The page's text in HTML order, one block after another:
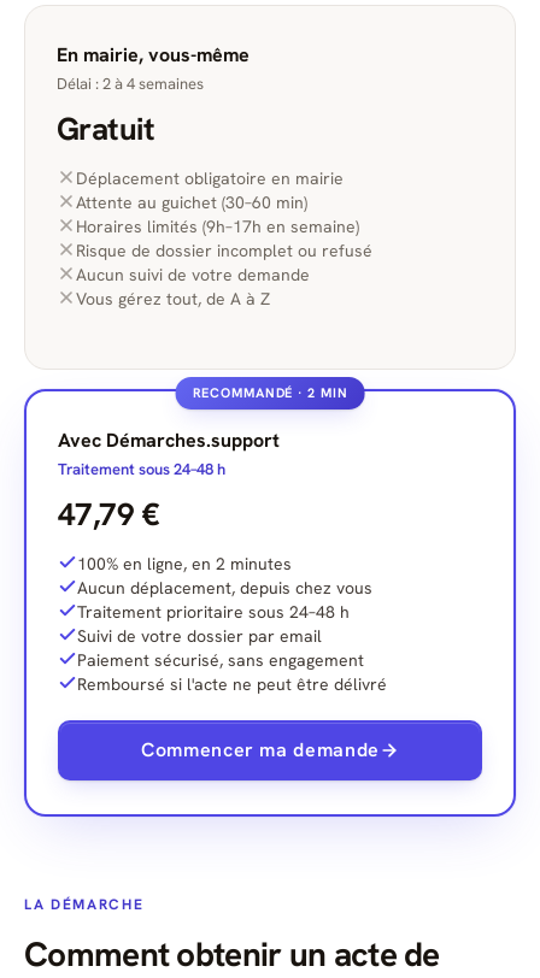
En mairie, vous-même
Délai : 2 à 4 semaines
Gratuit
Déplacement obligatoire en mairie
Attente au guichet (30–60 min)
Horaires limités (9h–17h en semaine)
Risque de dossier incomplet ou refusé
Aucun suivi de votre demande
Vous gérez tout, de A à Z
RECOMMANDÉ · 2 MIN
Avec Démarches.support
Traitement sous 24–48 h
47,79 €
100% en ligne, en 2 minutes
Aucun déplacement, depuis chez vous
Traitement prioritaire sous 24–48 h
Suivi de votre dossier par email
Paiement sécurisé, sans engagement
Remboursé si l'acte ne peut être délivré
Commencer ma demande
LA DÉMARCHE
Comment obtenir un acte de